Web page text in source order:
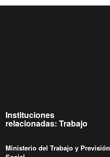
Instituciones
relacionadas: Trabajo
Ministerio del Trabajo y Previsión